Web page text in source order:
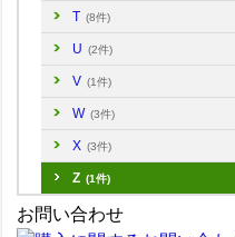
T (8件)
U (2件)
V (1件)
W (3件)
X (3件)
Z (1件)
お問い合わせ